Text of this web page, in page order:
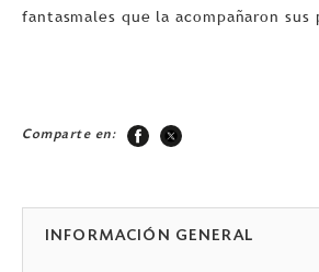
fantasmales que la acompañaron sus
Comparte en:
INFORMACIÓN GENERAL